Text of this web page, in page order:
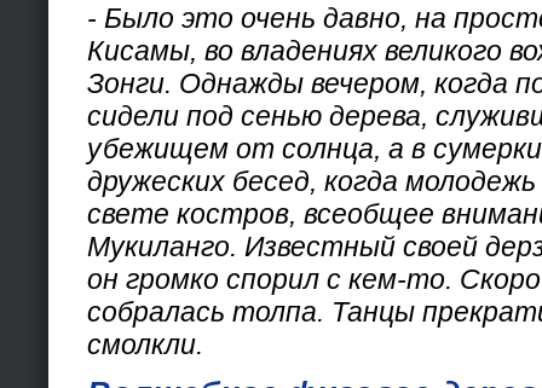
- Было это очень давно, на
Кисамы, во владениях великого
Зонги. Однажды вечером, когда
сидели под сенью дерева,
убежищем от солнца, а в
дружеских бесед, когда
свете костров, всеобщее
Мукиланго. Известный своей
он громко спорил с кем-то. Скоро
собралась толпа. Танцы
смолкли.